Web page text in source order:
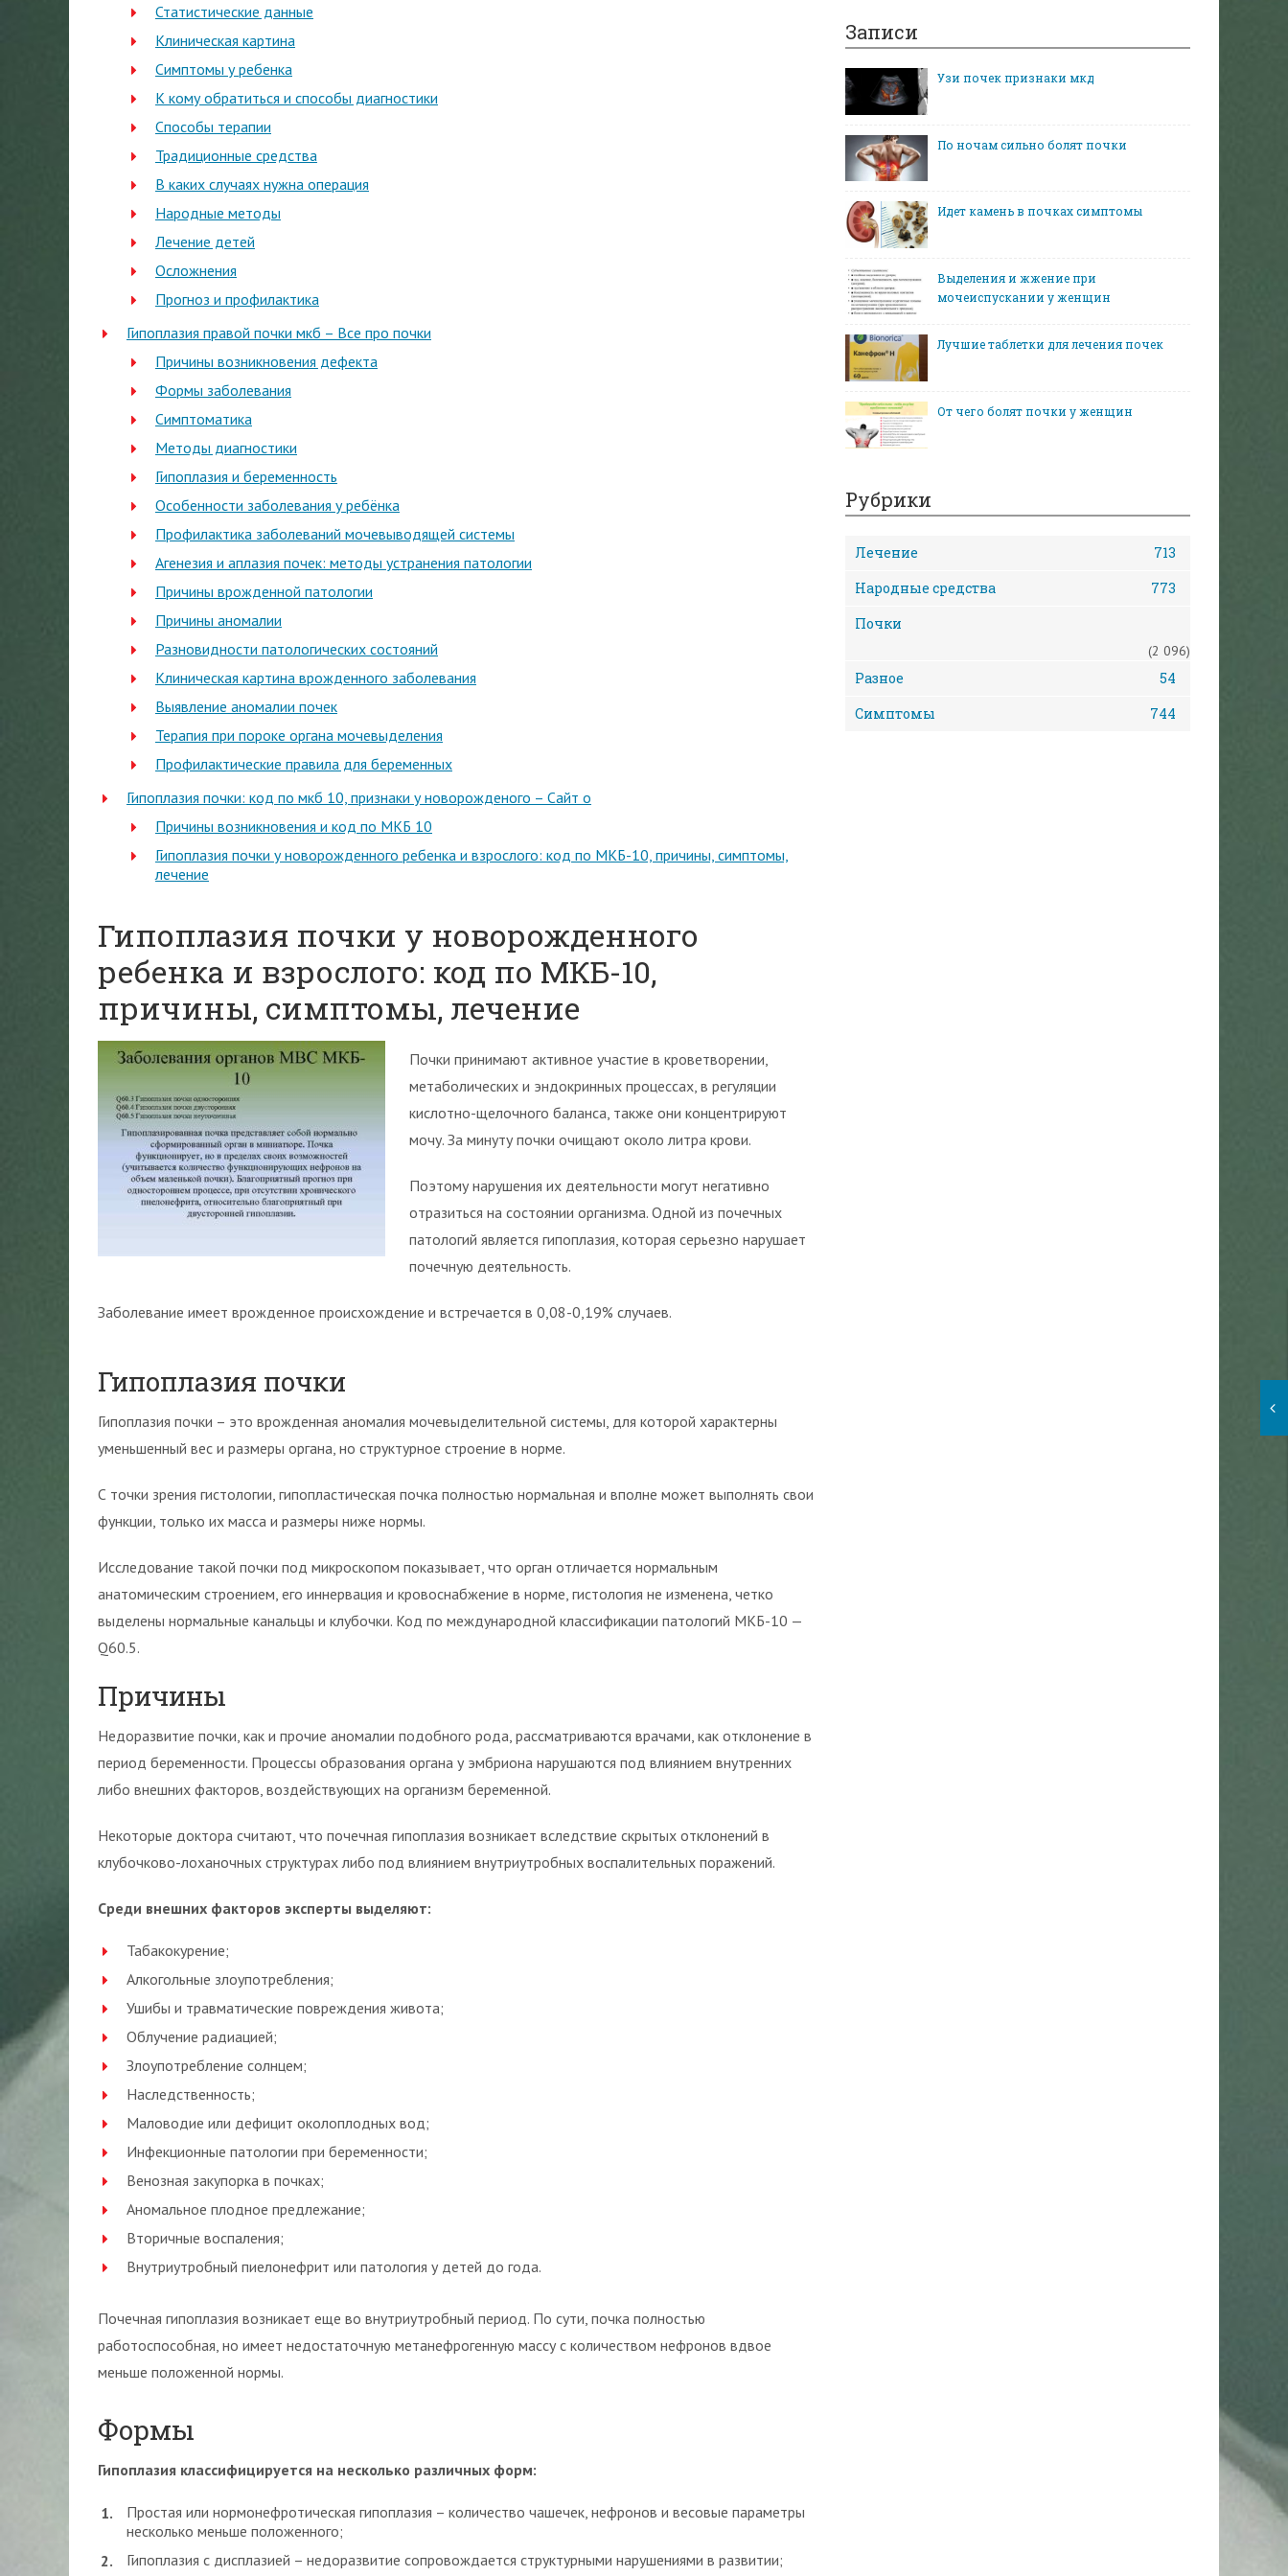
Статистические данные
Клиническая картина
Симптомы у ребенка
К кому обратиться и способы диагностики
Способы терапии
Традиционные средства
В каких случаях нужна операция
Народные методы
Лечение детей
Осложнения
Прогноз и профилактика
Гипоплазия правой почки мкб – Все про почки
Причины возникновения дефекта
Формы заболевания
Симптоматика
Методы диагностики
Гипоплазия и беременность
Особенности заболевания у ребёнка
Профилактика заболеваний мочевыводящей системы
Агенезия и аплазия почек: методы устранения патологии
Причины врожденной патологии
Причины аномалии
Разновидности патологических состояний
Клиническая картина врожденного заболевания
Выявление аномалии почек
Терапия при пороке органа мочевыделения
Профилактические правила для беременных
Гипоплазия почки: код по мкб 10, признаки у новорожденого – Сайт о
Причины возникновения и код по МКБ 10
Гипоплазия почки у новорожденного ребенка и взрослого: код по МКБ-10, причины, симптомы,
лечение
Гипоплазия почки у новорожденного
ребенка и взрослого: код по МКБ-10,
причины, симптомы, лечение
Почки принимают активное участие в кроветворении,
метаболических и эндокринных процессах, в регуляции
кислотно-щелочного баланса, также они концентрируют
мочу. За минуту почки очищают около литра крови.
Поэтому нарушения их деятельности могут негативно
отразиться на состоянии организма. Одной из почечных
патологий является гипоплазия, которая серьезно нарушает
почечную деятельность.
Заболевание имеет врожденное происхождение и встречается в 0,08-0,19% случаев.
Гипоплазия почки
Гипоплазия почки – это врожденная аномалия мочевыделительной системы, для которой характерны
уменьшенный вес и размеры органа, но структурное строение в норме.
С точки зрения гистологии, гипопластическая почка полностью нормальная и вполне может выполнять свои
функции, только их масса и размеры ниже нормы.
Исследование такой почки под микроскопом показывает, что орган отличается нормальным
анатомическим строением, его иннервация и кровоснабжение в норме, гистология не изменена, четко
выделены нормальные канальцы и клубочки. Код по международной классификации патологий МКБ-10 —
Q60.5.
Причины
Недоразвитие почки, как и прочие аномалии подобного рода, рассматриваются врачами, как отклонение в
период беременности. Процессы образования органа у эмбриона нарушаются под влиянием внутренних
либо внешних факторов, воздействующих на организм беременной.
Некоторые доктора считают, что почечная гипоплазия возникает вследствие скрытых отклонений в
клубочково-лоханочных структурах либо под влиянием внутриутробных воспалительных поражений.
Среди внешних факторов эксперты выделяют:
Табакокурение;
Алкогольные злоупотребления;
Ушибы и травматические повреждения живота;
Облучение радиацией;
Злоупотребление солнцем;
Наследственность;
Маловодие или дефицит околоплодных вод;
Инфекционные патологии при беременности;
Венозная закупорка в почках;
Аномальное плодное предлежание;
Вторичные воспаления;
Внутриутробный пиелонефрит или патология у детей до года.
Почечная гипоплазия возникает еще во внутриутробный период. По сути, почка полностью
работоспособная, но имеет недостаточную метанефрогенную массу с количеством нефронов вдвое
меньше положенной нормы.
Формы
Гипоплазия классифицируется на несколько различных форм:
Простая или нормонефротическая гипоплазия – количество чашечек, нефронов и весовые параметры
несколько меньше положенного;
Гипоплазия с дисплазией – недоразвитие сопровождается структурными нарушениями в развитии;
Записи
Узи почек признаки мкд
По ночам сильно болят почки
Идет камень в почках симптомы
Выделения и жжение при
мочеиспускании у женщин
Лучшие таблетки для лечения почек
От чего болят почки у женщин
Рубрики
Лечение
713
Народные средства
773
Почки
(2 096)
Разное
54
Симптомы
744